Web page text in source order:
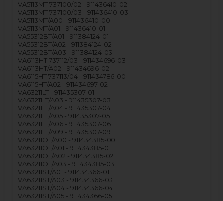
VA5113MT 737100/02 - 911436410-02
VA5113MT 737100/03 - 911436410-03
VA5113MT/A00 - 911436410-00
VA5113MT/A01 - 911436410-01
VA55312BT/A01 - 911384124-01
VA55312BT/A02 - 911384124-02
VA55312BT/A03 - 911384124-03
VA6113HT 737112/03 - 911434696-03
VA6113HT/A02 - 911434696-02
VA6115HT 737113/04 - 911434786-00
VA6115HT/A02 - 911434697-02
VA63211LT - 911435307-01
VA63211LT/A03 - 911435307-03
VA63211LT/A04 - 911435307-04
VA63211LT/A05 - 911435307-05
VA63211LT/A06 - 911435307-06
VA63211LT/A09 - 911435307-09
VA63211OT/A00 - 911434385-00
VA63211OT/A01 - 911434385-01
VA63211OT/A02 - 911434385-02
VA63211OT/A03 - 911434385-03
VA63211ST/A01 - 911434366-01
VA63211ST/A03 - 911434366-03
VA63211ST/A04 - 911434366-04
VA63211ST/A05 - 911434366-05